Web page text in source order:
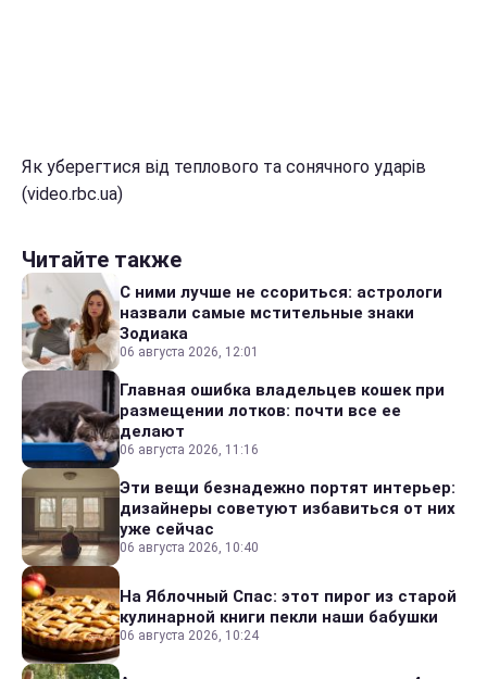
Як уберегтися від теплового та сонячного ударів
(video.rbc.ua)
Читайте также
С ними лучше не ссориться: астрологи
назвали самые мстительные знаки
Зодиака
06 августа 2026, 12:01
Главная ошибка владельцев кошек при
размещении лотков: почти все ее
делают
06 августа 2026, 11:16
Эти вещи безнадежно портят интерьер:
дизайнеры советуют избавиться от них
уже сейчас
06 августа 2026, 10:40
На Яблочный Спас: этот пирог из старой
кулинарной книги пекли наши бабушки
06 августа 2026, 10:24